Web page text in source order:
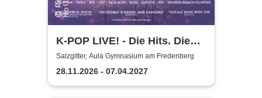
K-POP LIVE! - Die Hits. Die
Moves. Die Show.
Salzgitter, Aula Gymnasium am Fredenberg
28.11.2026 - 07.04.2027